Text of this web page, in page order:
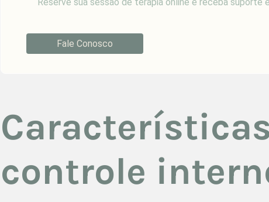
Fale Conosco
controle